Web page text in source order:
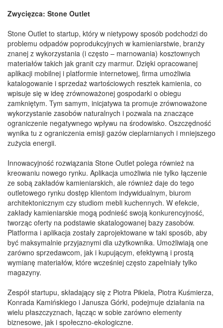
Zwycięzca: Stone Outlet
Stone Outlet to startup, który w nietypowy sposób podchodzi do
problemu odpadów poprodukcyjnych w kamieniarstwie, branży
znanej z wykorzystania (i często – marnowania) kosztownych
materiałów takich jak granit czy marmur. Dzięki opracowanej
aplikacji mobilnej i platformie internetowej, firma umożliwia
katalogowanie i sprzedaż wartościowych resztek kamienia, co
wpisuje się w ideę zrównoważonej gospodarki o obiegu
zamkniętym. Tym samym, inicjatywa ta promuje zrównoważone
wykorzystanie zasobów naturalnych i pozwala na znaczące
ograniczenie negatywnego wpływu na środowisko. Oszczędność
wynika tu z ograniczenia emisji gazów cieplarnianych i mniejszego
zużycia energii.
Innowacyjność rozwiązania Stone Outlet polega również na
kreowaniu nowego rynku. Aplikacja umożliwia nie tylko łączenie
ze sobą zakładów kamieniarskich, ale również daje do tego
outletowego rynku dostęp klientom indywidualnym, biurom
architektonicznym czy studiom mebli kuchennych. W efekcie,
zakłady kamieniarskie mogą podnieść swoją konkurencyjność,
tworząc oferty na podstawie skatalogowanej bazy zasobów.
Platforma i aplikacja zostały zaprojektowane w taki sposób, aby
być maksymalnie przyjaznymi dla użytkownika. Umożliwiają one
zarówno sprzedawcom, jak i kupującym, efektywną i prostą
wymianę materiałów, które wcześniej często zapełniały tylko
magazyny.
Zespół startupu, składający się z Piotra Pikiela, Piotra Kuśmierza,
Konrada Kamińskiego i Janusza Górki, podejmuje działania na
wielu płaszczyznach, łącząc w sobie zarówno elementy
biznesowe, jak i społeczno-ekologiczne.